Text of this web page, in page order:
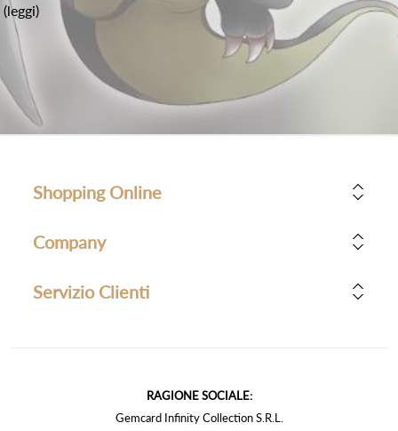
(leggi)
Shopping Online
Company
Servizio Clienti
RAGIONE SOCIALE:
Gemcard Infinity Collection S.R.L.